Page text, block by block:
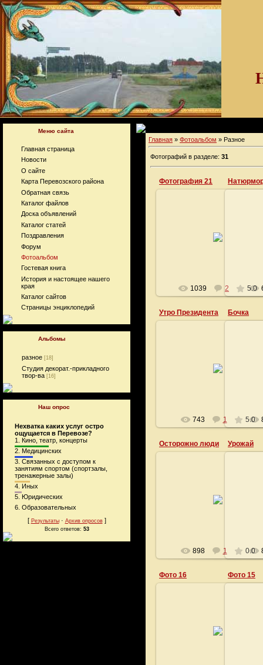
Меню сайта
Главная страница
Новости
О сайте
Карта Перевозского района
Обратная связь
Каталог файлов
Доска объявлений
Каталог статей
Поздравления
Форум
Фотоальбом
Гостевая книга
История и настоящее нашего
края
Каталог сайтов
Страницы энциклопедий
Альбомы
разное [18]
Студия декорат.-прикладного
твор-ва [16]
Наш опрос
Нехватка каких услуг остро
ощущается в Перевозе?
1. Кино, театр, концерты
2. Медицинских
3. Связанных с доступом к
занятиям спортом (спортзалы,
тренажерные залы)
4. Иных
5. Юридических
6. Образовательных
[ Результаты· Архив опросов]
Всего ответов: 53
Главная » Фотоальбом » Разное
Фотографий в разделе: 31
Фотография 21
1039 2 5.0
Утро Президента
743 1 5.0
Бочка
Осторожно люди
Для тех кто любит юмор
898 1 0.0
Урожай
Фото 16 Фото 15